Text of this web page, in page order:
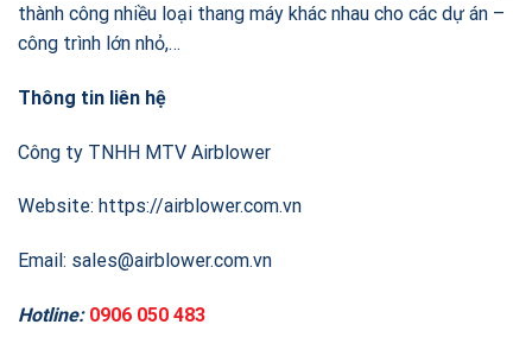
thành công nhiều loại thang máy khác nhau cho các dự án –
công trình lớn nhỏ,…
Thông tin liên hệ
Công ty TNHH MTV Airblower
Website: https://airblower.com.vn
Email: sales@airblower.com.vn
Hotline:0906 050 483